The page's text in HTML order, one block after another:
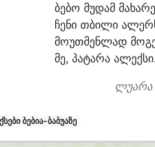
ბებო მუდამ მახა
ჩენი თბილი ალერ
მოუთმენლად მო
მე, პატარა ალექსი.
ლუარა
ბებია-ბაბუაზე